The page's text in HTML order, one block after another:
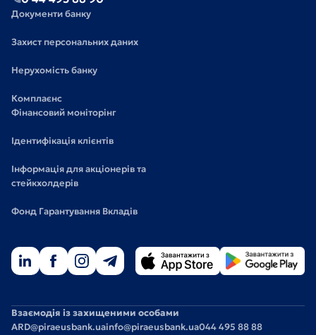
Документи банку
Захист персональних даних
Нерухомість банку
Комплаєнс
Фінансовий моніторінг
Ідентифікація клієнтів
Інформація для акціонерів та
стейкхолдерів
Фонд Гарантування Вкладів
Взаємодія із захищеними особами
ARD@piraeusbank.uainfo@piraeusbank.ua044 495 88 88